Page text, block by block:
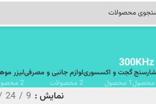
گجت و اکسسوری
1 محصول
لوازم جانبی و مصرفی
2 محصولات
لیزر
2 محصولات
نمایش 9
24